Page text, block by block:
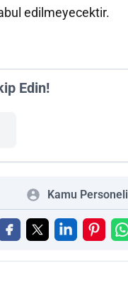
edilmeyecektir.
Edin!
Kamu Personeli